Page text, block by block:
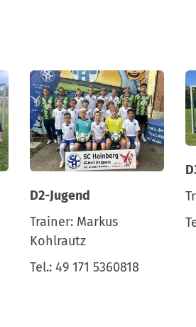
D2-Jugend
Trainer: Markus
Kohlrautz
Tel.: 49 171 5360818